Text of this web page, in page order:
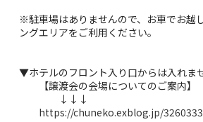
※駐車場はありませんので、お車でお越
ングエリアをご利用ください。
▼ホテルのフロント入り口からは入れま
【譲渡会の会場についてのご案内】
↓↓↓
https://chuneko.exblog.jp/